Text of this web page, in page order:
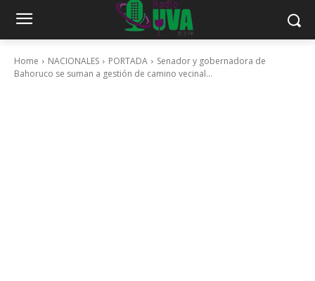
Home NACIONALES PORTADA
Senador y gobernadora de
Bahoruco se suman a gestión de camino vecinal...